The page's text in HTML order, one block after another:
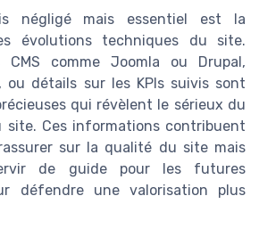
négligé mais essentiel est la
évolutions techniques du site.
comme Joomla ou Drupal,
ou détails sur les KPIs suivis sont
qui révèlent le sérieux du
site. Ces informations contribuent
sur la qualité du site mais
de guide pour les futures
défendre une valorisation plus